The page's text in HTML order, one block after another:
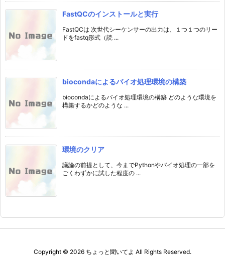
FastQCのインストールと実行
FastQCは 次世代シーケンサーの出力は、１つ１つのリー
ドをfastq形式（読 ...
biocondaによるバイオ処理環境の構築
biocondaによるバイオ処理環境の構築 どのような環境を
構築するかどのような ...
環境のクリア
議論の前提として、今までPythonやバイオ処理の一部を
ごくわずかに試した程度の ...
Copyright © 2026 ちょっと聞いてよ All Rights Reserved.